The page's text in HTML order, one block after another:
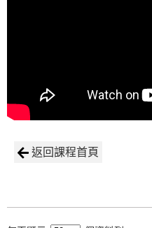
返回課程首頁